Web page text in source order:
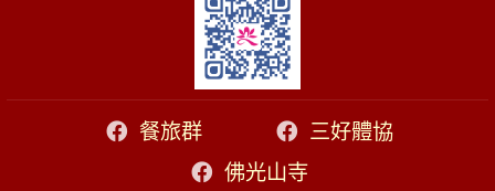
餐旅群
三好體協
佛光山寺